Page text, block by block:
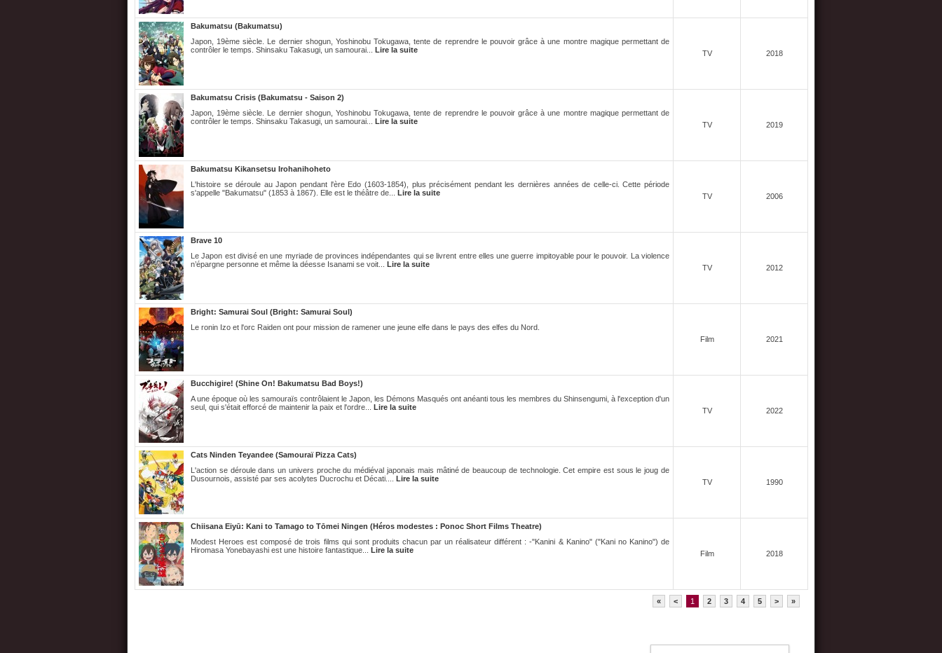
Bakumatsu (Bakumatsu)
Japon, 19ème siècle. Le dernier shogun, Yoshinobu Tokugawa, tente de reprendre le pouvoir grâce à une montre magique permettant de
contrôler le temps. Shinsaku Takasugi, un samourai... Lire la suite TV 2018
Bakumatsu Crisis (Bakumatsu - Saison 2)
Japon, 19ème siècle. Le dernier shogun, Yoshinobu Tokugawa, tente de reprendre le pouvoir grâce à une montre magique permettant de
contrôler le temps. Shinsaku Takasugi, un samourai... Lire la suite TV 2019
Bakumatsu Kikansetsu Irohanihoheto
L'histoire se déroule au Japon pendant l'ère Edo (1603-1854), plus précisément pendant les dernières années de celle-ci. Cette période
s'appelle "Bakumatsu" (1853 à 1867). Elle est le théâtre de... Lire la suite TV 2006
Brave 10
Le Japon est divisé en une myriade de provinces indépendantes qui se livrent entre elles une guerre impitoyable pour le pouvoir. La violence
n’épargne personne et même la déesse Isanami se voit... Lire la suite TV 2012
Bright: Samurai Soul (Bright: Samurai Soul)
Le ronin Izo et l'orc Raiden ont pour mission de ramener une jeune elfe dans le pays des elfes du Nord.
Film
2021
Bucchigire! (Shine On! Bakumatsu Bad Boys!)
A une époque où les samouraïs contrôlaient le Japon, les Démons Masqués ont anéanti tous les membres du Shinsengumi, à l'exception d'un
seul, qui s'était efforcé de maintenir la paix et l'ordre... Lire la suite TV 2022
Cats Ninden Teyandee (Samouraï Pizza Cats)
L'action se déroule dans un univers proche du médiéval japonais mais mâtiné de beaucoup de technologie. Cet empire est sous le joug de
Dusournois, assisté par ses acolytes Ducrochu et Décati.... Lire la suite TV 1990
Chiisana Eiyū: Kani to Tamago to Tōmei Ningen (Héros modestes : Ponoc Short Films Theatre)
Modest Heroes est composé de trois films qui sont produits chacun par un réalisateur différent : -"Kanini & Kanino" ("Kani no Kanino") de
Hiromasa Yonebayashi est une histoire fantastique... Lire la suite Film 2018
« < 1 2 3 4 5 > »